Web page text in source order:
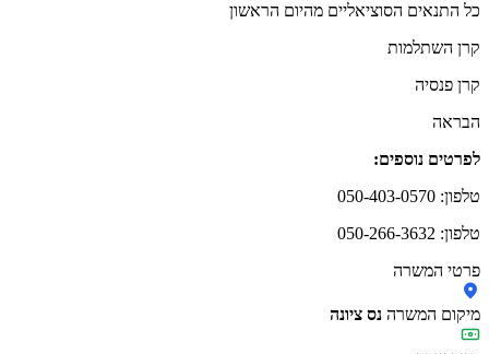
כל התנאים הסוציאליים מהיום הראשון
קרן השתלמות
קרן פנסיה
הבראה
לפרטים נוספים:
טלפון: 050-403-0570
טלפון: 050-266-3632
פרטי המשרה
מיקום המשרה נס ציונה